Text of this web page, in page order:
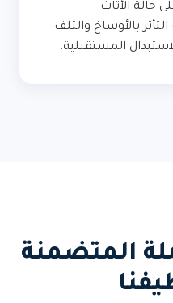
حالة الأثاث
بالأوساخ والتلف
المستقبلية.
المتضمنة